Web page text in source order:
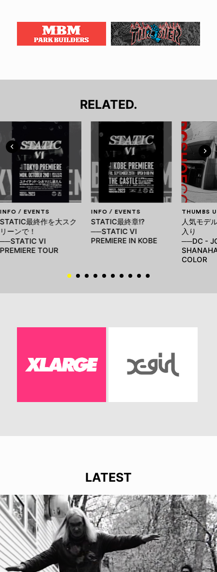
RELATED.
INFO / EVENTS
STATIC最終作を大スク
リーンで！
──STATIC VI
PREMIERE TOUR
INFO / EVENTS
STATIC最終章!?
──STATIC VI
PREMIERE IN KOBE
THUMBS
人気モデ
入り
──DC -
COLOR
LATEST